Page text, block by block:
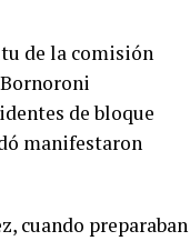
de la comisión
de bloque
manifestaron
cuando preparaban